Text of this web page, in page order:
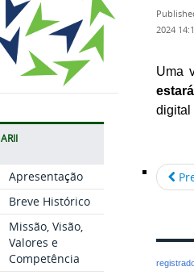
ARII
Apresentação
Breve Histórico
Missão, Visão,
Valores e
Competência
2024
Uma
digital